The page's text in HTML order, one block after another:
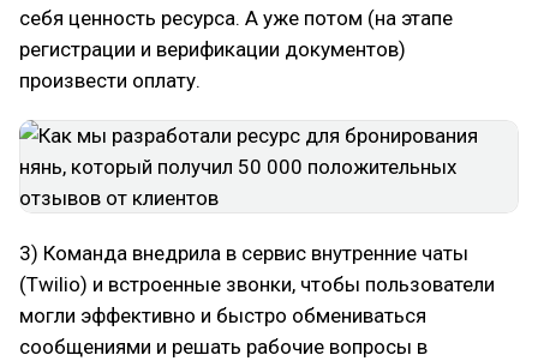
себя ценность ресурса. А уже потом (на этапе
регистрации и верификации документов)
произвести оплату.
3) Команда внедрила в сервис внутренние чаты
(Twilio) и встроенные звонки, чтобы пользователи
могли эффективно и быстро обмениваться
сообщениями и решать рабочие вопросы в